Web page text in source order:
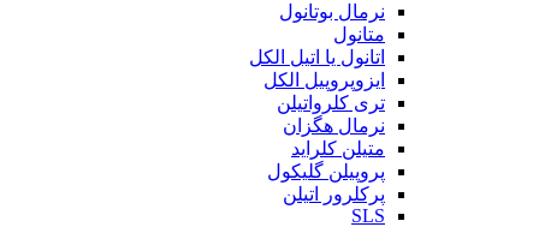
نرمال بوتانول
متانول
اتانول یا اتیل الکل
ایزوپروپیل الکل
تری کلرواتیلن
نرمال هگزان
متیلن کلراید
پروپیلن گلیکول
پرکلرور اتیلن
SLS